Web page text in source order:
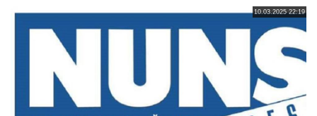
10.03.2025 22:19